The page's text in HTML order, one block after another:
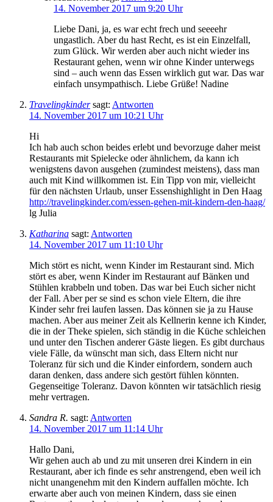
14. November 2017 um 9:20 Uhr
Liebe Dani, ja, es war echt frech und seeeehr
ungastlich. Aber du hast Recht, es ist ein Einzelfall,
zum Glück. Wir werden aber auch nicht wieder ins
Restaurant gehen, wenn wir ohne Kinder unterwegs
sind – auch wenn das Essen wirklich gut war. Das war
einfach unsympathisch. Liebe Grüße! Nadine
Travelingkinder sagt: Antworten
14. November 2017 um 10:21 Uhr
Hi
Ich hab auch schon beides erlebt und bevorzuge daher meist
Restaurants mit Spielecke oder ähnlichem, da kann ich
wenigstens davon ausgehen (zumindest meistens), dass man
auch mit Kind willkommen ist. Ein Tipp von mir, vielleicht
für den nächsten Urlaub, unser Essenshighlight in Den Haag
http://travelingkinder.com/essen-gehen-mit-kindern-den-haag/
lg Julia
Katharina sagt: Antworten
14. November 2017 um 11:10 Uhr
Mich stört es nicht, wenn Kinder im Restaurant sind. Mich
stört es aber, wenn Kinder im Restaurant auf Bänken und
Stühlen krabbeln und toben. Das war bei Euch sicher nicht
der Fall. Aber per se sind es schon viele Eltern, die ihre
Kinder sehr frei laufen lassen. Das können sie ja zu Hause
machen. Aber aus meiner Zeit als Kellnerin kenne ich Kinder,
die in der Theke spielen, sich ständig in die Küche schleichen
und unter den Tischen anderer Gäste liegen. Es gibt durchaus
viele Fälle, da wünscht man sich, dass Eltern nicht nur
Toleranz für sich und die Kinder einfordern, sondern auch
daran denken, dass andere sich gestört fühlen könnten.
Gegenseitige Toleranz. Davon könnten wir tatsächlich riesig
mehr vertragen.
Sandra R. sagt: Antworten
14. November 2017 um 11:14 Uhr
Hallo Dani,
Wir gehen auch ab und zu mit unseren drei Kindern in ein
Restaurant, aber ich finde es sehr anstrengend, eben weil ich
nicht unangenehm mit den Kindern auffallen möchte. Ich
erwarte aber auch von meinen Kindern, dass sie einen